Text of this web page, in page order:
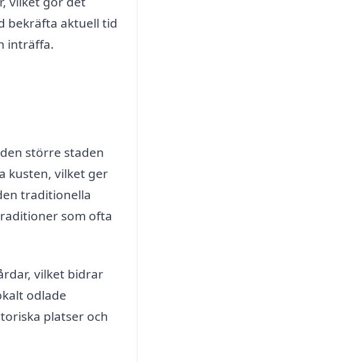
bekräfta aktuell tid
inträffa.
större staden
kusten, vilket ger
traditionella
som ofta
vilket bidrar
odlade
platser och